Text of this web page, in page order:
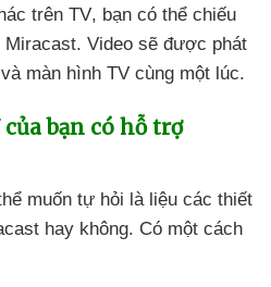
trên TV, bạn có thể chiếu
Miracast. Video sẽ được phát
và màn hình TV cùng một lúc.
của bạn có hỗ trợ
muốn tự hỏi là liệu các thiết
hay không. Có một cách